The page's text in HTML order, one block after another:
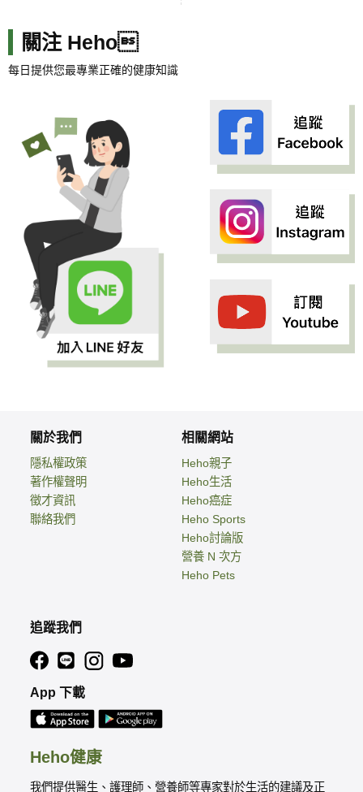
關注 Heho
每日提供您最專業正確的健康知識
Heho健康
我們提供醫生、護理師、營養師等專家對於生活的建議及正
關於我們
隱私權政策
著作權聲明
徵才資訊
聯絡我們
相關網站
Heho親子
Heho生活
Heho癌症
Heho Sports
Heho討論版
營養 N 次方
Heho Pets
追蹤我們
App 下載